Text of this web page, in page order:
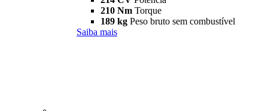
210 Nm Torque
189 kg Peso bruto sem combustível
Saiba mais